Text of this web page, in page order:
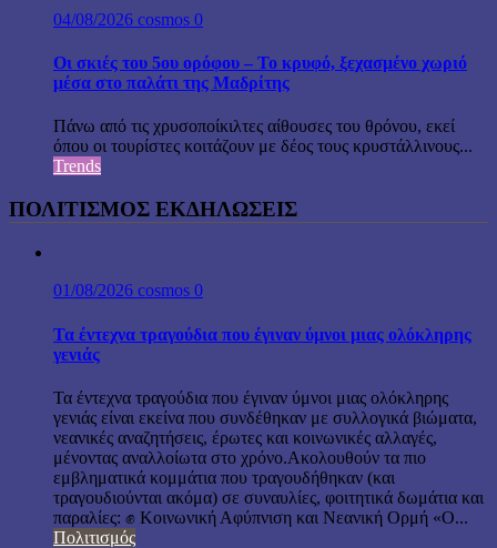
04/08/2026 cosmos 0
Οι σκιές του 5ου ορόφου – Το κρυφό, ξεχασμένο χωριό
μέσα στο παλάτι της Μαδρίτης
Πάνω από τις χρυσοποίκιλτες αίθουσες του θρόνου, εκεί
όπου οι τουρίστες κοιτάζουν με δέος τους κρυστάλλινους...
Trends
ΠΟΛΙΤΙΣΜΟΣ ΕΚΔΗΛΩΣΕΙΣ
01/08/2026 cosmos 0
Τα έντεχνα τραγούδια που έγιναν ύμνοι μιας ολόκληρης
γενιάς
Τα έντεχνα τραγούδια που έγιναν ύμνοι μιας ολόκληρης
γενιάς είναι εκείνα που συνδέθηκαν με συλλογικά βιώματα,
νεανικές αναζητήσεις, έρωτες και κοινωνικές αλλαγές,
μένοντας αναλλοίωτα στο χρόνο.Ακολουθούν τα πιο
εμβληματικά κομμάτια που τραγουδήθηκαν (και
τραγουδιούνται ακόμα) σε συναυλίες, φοιτητικά δωμάτια και
παραλίες: ✊ Κοινωνική Αφύπνιση και Νεανική Ορμή «Ο...
Πολιτισμός